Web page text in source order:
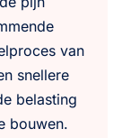
van
snellere
belasting
bouwen.